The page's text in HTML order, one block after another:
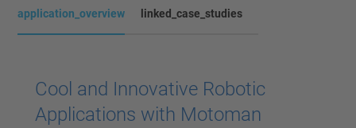
application_overview linked_case_studies
Cool and Innovative Robotic
Applications with Motoman